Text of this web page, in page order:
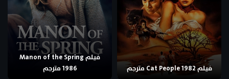
فيلم Cat People 1982 مترجم
فيلم Manon of the Spring
1986 مترجم